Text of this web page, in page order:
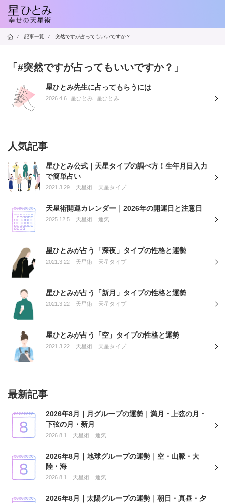
/ 記事一覧 / 突然ですが占ってもいいですか？
「#突然ですが占ってもいいですか？」
星ひとみ先生に占ってもらうには
2026.4.6 星ひとみ 星ひとみ
人気記事
星ひとみ公式｜天星タイプの調べ方！生年月日入力
で簡単占い
2021.3.29 天星術 天星タイプ
天星術開運カレンダー｜2026年の開運日と注意日
2025.12.5 天星術 運気
星ひとみが占う「深夜」タイプの性格と運勢
2021.3.22 天星術 天星タイプ
星ひとみが占う「新月」タイプの性格と運勢
2021.3.22 天星術 天星タイプ
星ひとみが占う「空」タイプの性格と運勢
2021.3.22 天星術 天星タイプ
最新記事
2026年8月｜月グループの運勢｜満月・上弦の月・
下弦の月・新月
2026.8.1 天星術 運気
2026年8月｜地球グループの運勢｜空・山脈・大
陸・海
2026.8.1 天星術 運気
2026年8月｜太陽グループの運勢｜朝日・真昼・夕